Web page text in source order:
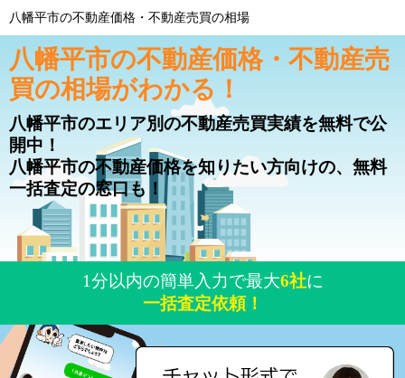
八幡平市の不動産価格・不動産売買の相場
八幡平市の不動産価格・不動産売
買の相場がわかる！
八幡平市のエリア別の不動産売買実績を無料で公
開中！
八幡平市の不動産価格を知りたい方向けの、無料
一括査定の窓口も！
1分以内の簡単入力で最大6社に
一括査定依頼！